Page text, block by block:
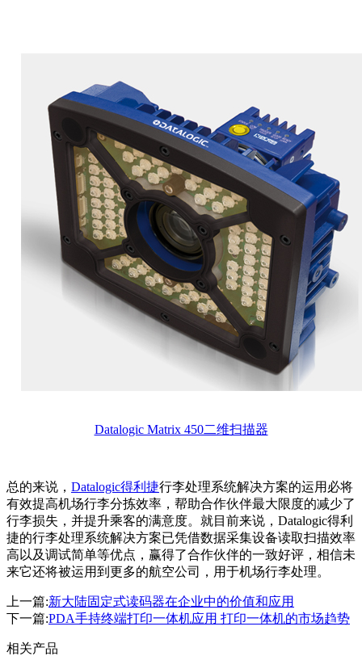
Datalogic Matrix 450二维扫描器
总的来说， Datalogic得利捷行李处理系统解决方案的运用必将
有效提高机场行李分拣效率，帮助合作伙伴最大限度的减少了
行李损失，并提升乘客的满意度。就目前来说，Datalogic得利
捷的行李处理系统解决方案已凭借数据采集设备读取扫描效率
高以及调试简单等优点，赢得了合作伙伴的一致好评，相信未
来它还将被运用到更多的航空公司，用于机场行李处理。
上一篇:新大陆固定式读码器在企业中的价值和应用
下一篇:PDA手持终端打印一体机应用 打印一体机的市场趋势
相关产品